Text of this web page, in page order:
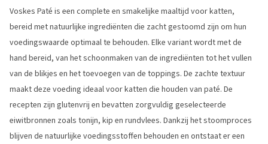
Voskes Paté is een complete en smakelijke maaltijd voor katten,
bereid met natuurlijke ingrediënten die zacht gestoomd zijn om hun
voedingswaarde optimaal te behouden. Elke variant wordt met de
hand bereid, van het schoonmaken van de ingrediënten tot het vullen
van de blikjes en het toevoegen van de toppings. De zachte textuur
maakt deze voeding ideaal voor katten die houden van paté. De
recepten zijn glutenvrij en bevatten zorgvuldig geselecteerde
eiwitbronnen zoals tonijn, kip en rundvlees. Dankzij het stoomproces
blijven de natuurlijke voedingsstoffen behouden en ontstaat er een